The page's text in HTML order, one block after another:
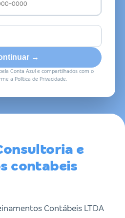
→
Conta Azul e compartilhados com o
a Política de Privacidade.
e
contabeis
Contábeis LTDA